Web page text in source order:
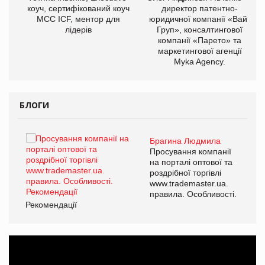
коуч, сертифікований коуч
МСС ICF, ментор для
лідерів
директор патентно-
юридичної компанії «Вайз
Груп», консалтингової
компанії «Парето» та
маркетингової агенції
Myka Agency.
БЛОГИ
Брагина Людмила
Просування компанії
на порталі оптової та
роздрібної торгівлі
www.trademaster.ua.
правила. Особливості.
Рекомендації